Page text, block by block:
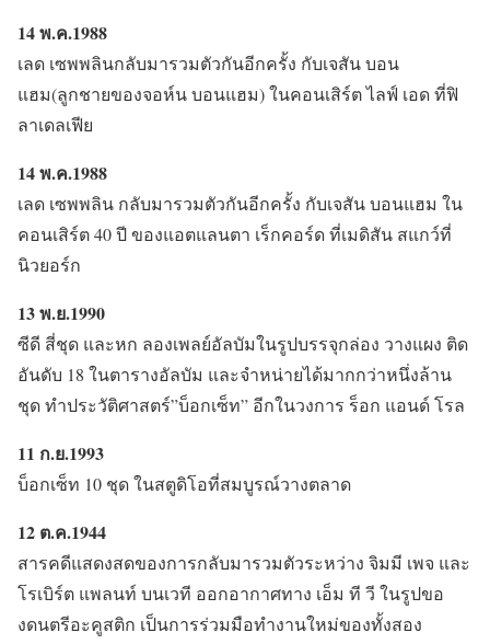
14 พ.ค.1988
เลด เซพพลินกลับมารวมตัวกันอีกครั้ง กับเจสัน บอน
แฮม(ลูกชายของจอห์น บอนแฮม) ในคอนเสิร์ต ไลฟ์ เอด ที่ฟิ
ลาเดลเฟีย
14 พ.ค.1988
เลด เซพพลิน กลับมารวมตัวกันอีกครั้ง กับเจสัน บอนแฮม ใน
คอนเสิร์ต 40 ปี ของแอตแลนตา เร็กคอร์ด ที่เมดิสัน สแกว์ที่
นิวยอร์ก
13 พ.ย.1990
ซีดี สี่ชุด และหก ลองเพลย์อัลบัมในรูปบรรจุกล่อง วางแผง ติด
อันดับ 18 ในตารางอัลบัม และจำหน่ายได้มากกว่าหนึ่งล้าน
ชุด ทำประวัติศาสตร์”บ็อกเซ็ท” อีกในวงการ ร็อก แอนด์ โรล
11 ก.ย.1993
บ็อกเซ็ท 10 ชุด ในสตูดิโอที่สมบูรณ์วางตลาด
12 ต.ค.1944
สารคดีแสดงสดของการกลับมารวมตัวระหว่าง จิมมี เพจ และ
โรเบิร์ต แพลนท์ บนเวที ออกอากาศทาง เอ็ม ที วี ในรูปขอ
งดนตรีอะคูสติก เป็นการร่วมมือทำงานใหม่ของทั้งสอง